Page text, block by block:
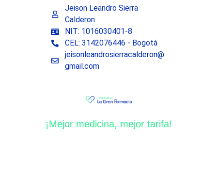
Jeison Leandro Sierra
Calderon
NIT: 1016030401-8
CEL: 3142076446 - Bogotá
jeisonleandrosierracalderon@
gmail.com
¡Mejor medicina, mejor tarifa!